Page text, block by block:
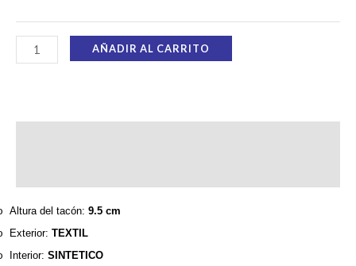
AÑADIR AL CARRITO
Altura del tacón: 9.5 cm
Exterior: TEXTIL
Interior: SINTETICO